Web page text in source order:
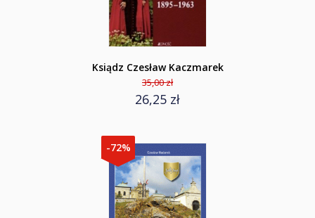
Ksiądz Czesław Kaczmarek
35,00 zł
26,25 zł
-72%